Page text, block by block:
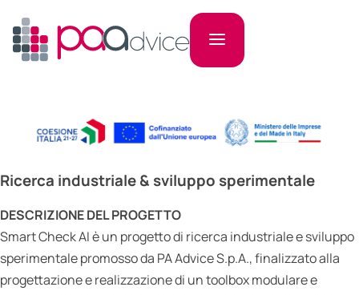
Ricerca industriale & sviluppo sperimentale
DESCRIZIONE DEL PROGETTO
Smart Check AI è un progetto di ricerca industriale e sviluppo
sperimentale promosso da PA Advice S.p.A., finalizzato alla
progettazione e realizzazione di un toolbox modulare e